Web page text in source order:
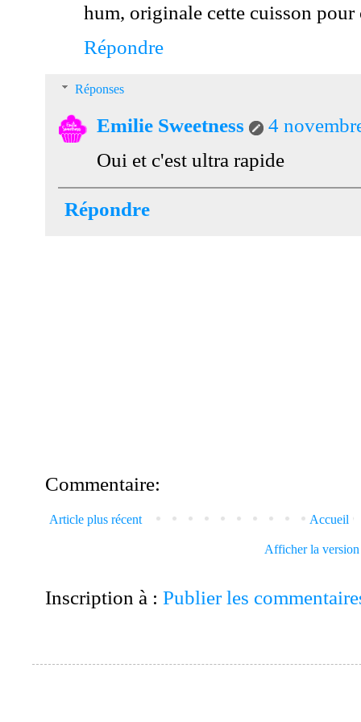
hum, originale cette cuisson pour
Répondre
Réponses
Emilie Sweetness
4
Oui et c'est ultra rapide
Répondre
Commentaire:
Article plus récent Accueil
Afficher la
Inscription à : Publier les